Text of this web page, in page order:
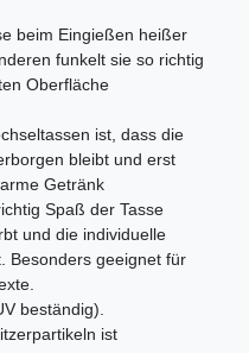
beim Eingießen heißer
funkelt sie so richtig
Oberfläche
ist, dass die
bleibt und erst
Getränk
Spaß der Tasse
und die individuelle
Besonders geeignet für
beständig).
ist